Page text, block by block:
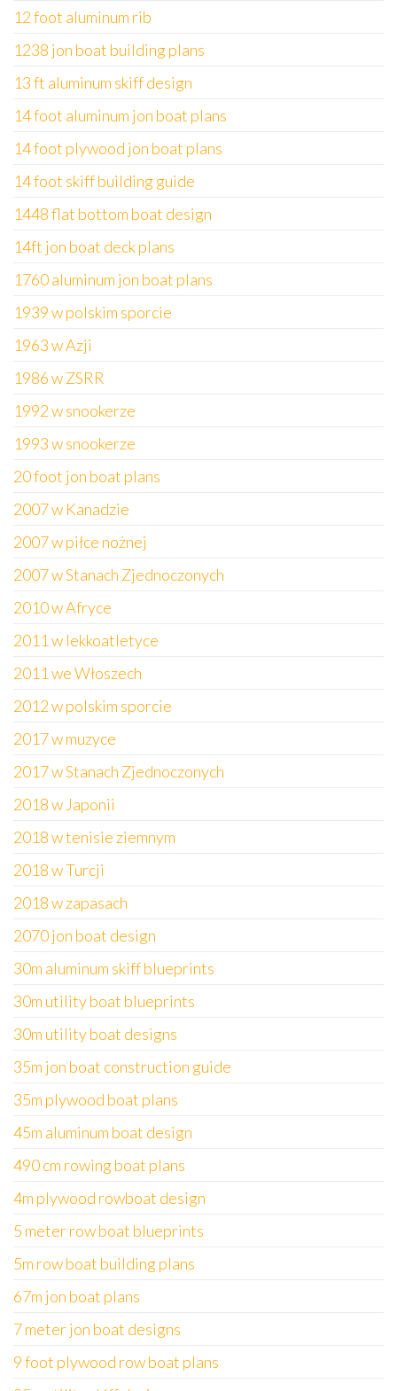
12 foot aluminum rib
1238 jon boat building plans
13 ft aluminum skiff design
14 foot aluminum jon boat plans
14 foot plywood jon boat plans
14 foot skiff building guide
1448 flat bottom boat design
14ft jon boat deck plans
1760 aluminum jon boat plans
1939 w polskim sporcie
1963 w Azji
1986 w ZSRR
1992 w snookerze
1993 w snookerze
20 foot jon boat plans
2007 w Kanadzie
2007 w piłce nożnej
2007 w Stanach Zjednoczonych
2010 w Afryce
2011 w lekkoatletyce
2011 we Włoszech
2012 w polskim sporcie
2017 w muzyce
2017 w Stanach Zjednoczonych
2018 w Japonii
2018 w tenisie ziemnym
2018 w Turcji
2018 w zapasach
2070 jon boat design
30m aluminum skiff blueprints
30m utility boat blueprints
30m utility boat designs
35m jon boat construction guide
35m plywood boat plans
45m aluminum boat design
490 cm rowing boat plans
4m plywood rowboat design
5 meter row boat blueprints
5m row boat building plans
67m jon boat plans
7 meter jon boat designs
9 foot plywood row boat plans